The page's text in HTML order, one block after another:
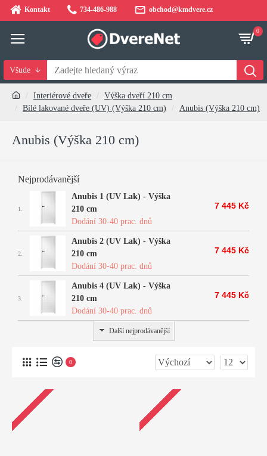
Kontakt 734-486-988 obchod@kmdvere.cz
0
Všude
Interiérové dveře
Výška dveří 210 cm
Bílé lakované dveře (UV) (Výška 210 cm)
Anubis (Výška 210 cm)
Anubis (Výška 210 cm)
Nejprodávanější
1.
Anubis 1 (UV Lak) - Výška
210 cm
Dodání 30-40 prac. dnů
7 445 Kč
2.
Anubis 2 (UV Lak) - Výška
210 cm
Dodání 30-40 prac. dnů
7 445 Kč
3.
Anubis 4 (UV Lak) - Výška
210 cm
Dodání 30-40 prac. dnů
7 445 Kč
Další nejprodávanější
0